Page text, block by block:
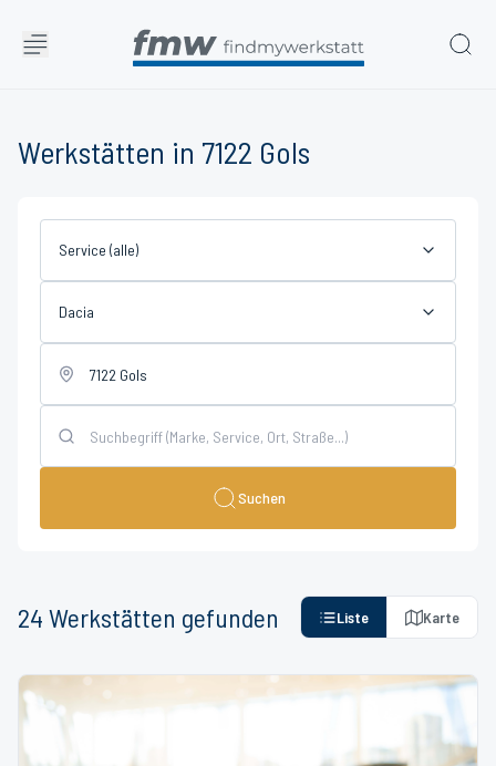
Werkstätten in 7122 Gols
Service (alle)
Dacia
Suchen
24 Werkstätten gefunden Liste Karte